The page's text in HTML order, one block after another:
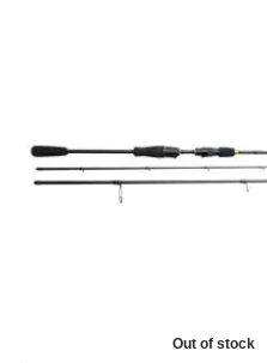
Out of stock